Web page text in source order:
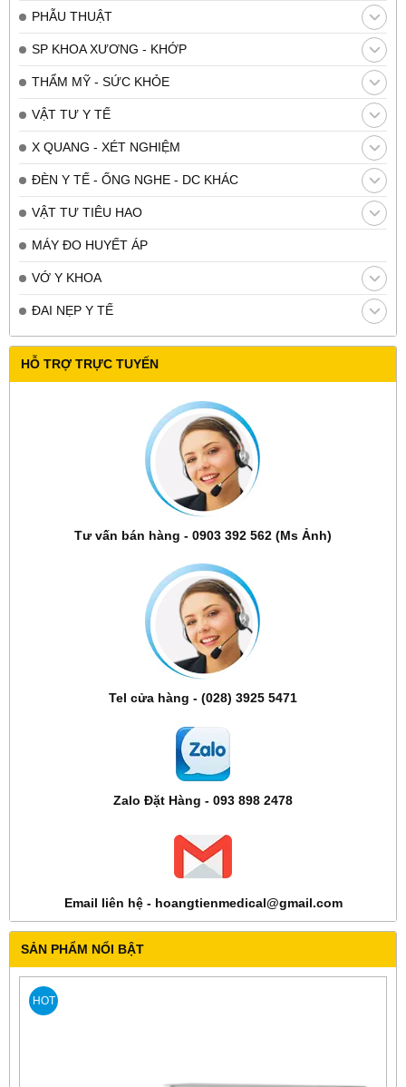
PHẪU THUẬT
SP KHOA XƯƠNG - KHỚP
THẨM MỸ - SỨC KHỎE
VẬT TƯ Y TẾ
X QUANG - XÉT NGHIỆM
ĐÈN Y TẾ - ỐNG NGHE - DC KHÁC
VẬT TƯ TIÊU HAO
MÁY ĐO HUYẾT ÁP
VỚ Y KHOA
ĐAI NẸP Y TẾ
HỖ TRỢ TRỰC TUYẾN
Tư vấn bán hàng - 0903 392 562 (Ms Ảnh)
Tel cửa hàng - (028) 3925 5471
Zalo Đặt Hàng - 093 898 2478
Email liên hệ - hoangtienmedical@gmail.com
SẢN PHẨM NỔI BẬT
HOT